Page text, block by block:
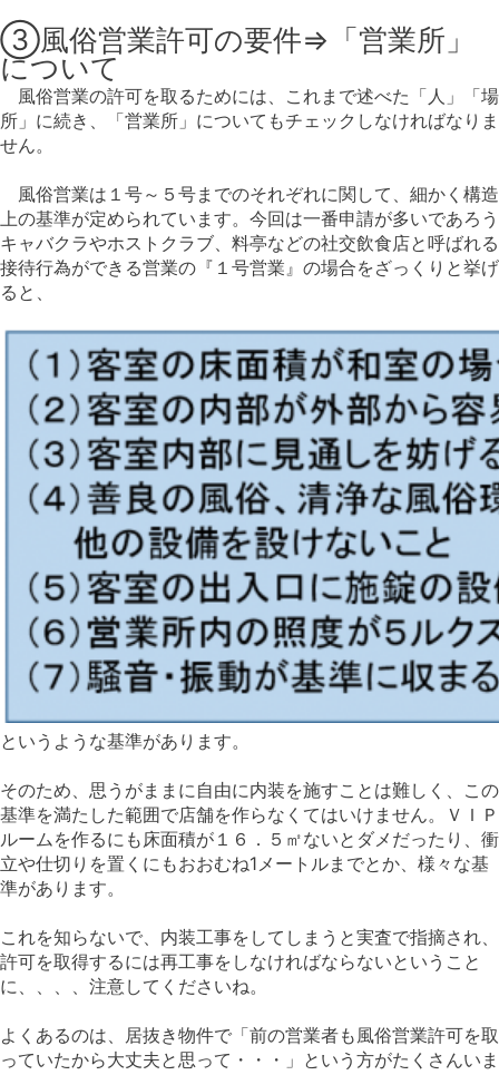
③風俗営業許可の要件⇒「営業所」
について
風俗営業の許可を取るためには、これまで述べた「人」「場
所」に続き、「営業所」についてもチェックしなければなりま
せん。
風俗営業は１号～５号までのそれぞれに関して、細かく構造
上の基準が定められています。今回は一番申請が多いであろう
キャバクラやホストクラブ、料亭などの社交飲食店と呼ばれる
接待行為ができる営業の『１号営業』の場合をざっくりと挙げ
ると、
というような基準があります。
そのため、思うがままに自由に内装を施すことは難しく、この
基準を満たした範囲で店舗を作らなくてはいけません。ＶＩＰ
ルームを作るにも床面積が１６．５㎡ないとダメだったり、衝
立や仕切りを置くにもおおむね1メートルまでとか、様々な基
準があります。
これを知らないで、内装工事をしてしまうと実査で指摘され、
許可を取得するには再工事をしなければならないということ
に、、、、注意してくださいね。
よくあるのは、居抜き物件で「前の営業者も風俗営業許可を取
っていたから大丈夫と思って・・・」という方がたくさんいま